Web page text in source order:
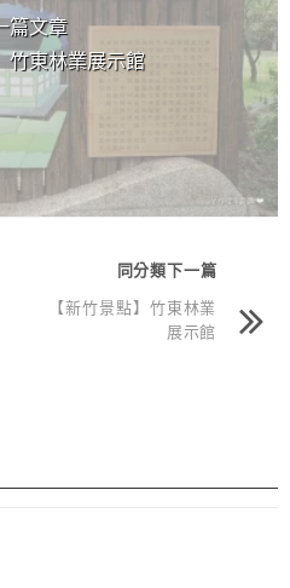
篇文章
竹東林業展示館
同分類下一篇
【新竹景點】竹東林業
展示館